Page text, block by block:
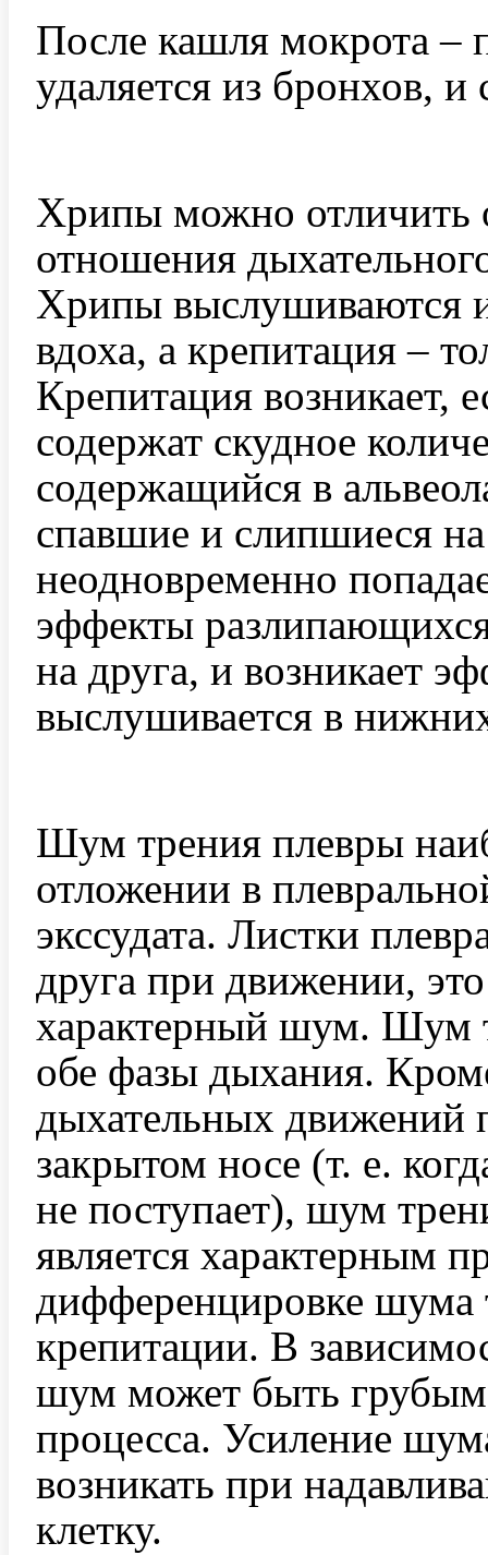
После кашля мокрота –
удаляется из бронхов,
Хрипы можно отличить
отношения
Хрипы выслушиваются
вдоха, а крепитация –
Крепитация возникает,
содержат скудное
содержащийся в
спавшие и слипшиеся
неодновременно
эффекты
на друга, и возникает
выслушивается в
Шум трения плевры
отложении в
экссудата. Листки
друга при движении,
характерный шум. Шум
обе фазы дыхания.
дыхательных движений
закрытом носе (т. е.
не поступает), шум
является характерным
дифференцировке шума
крепитации. В
шум может быть
процесса. Усиление
возникать при
клетку.